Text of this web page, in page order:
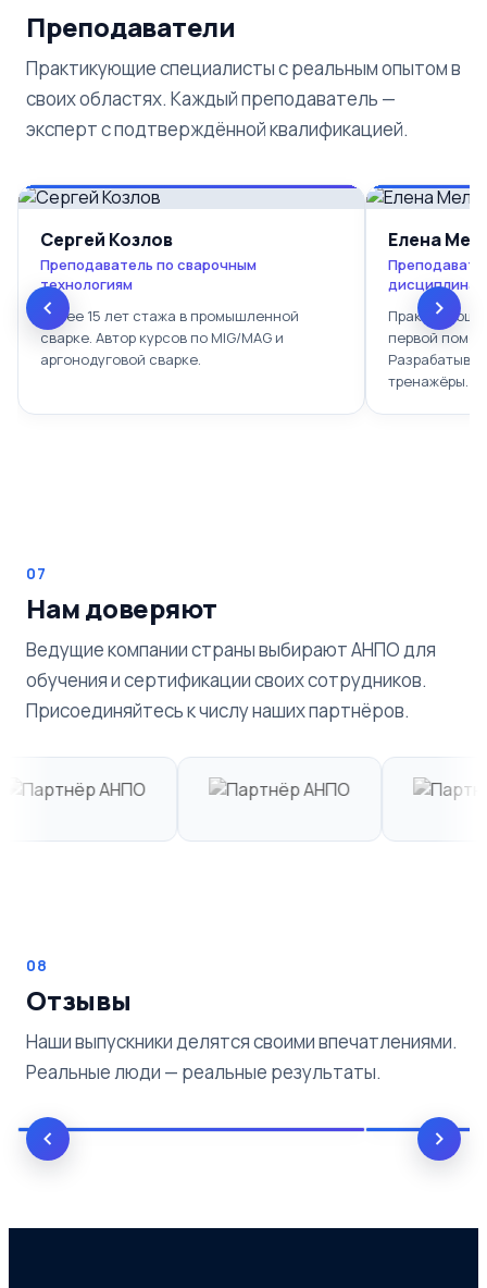
Преподаватели
Практикующие специалисты с реальным опытом в
своих областях. Каждый преподаватель —
эксперт с подтверждённой квалификацией.
Сергей Козлов
Преподаватель по сварочным
технологиям
Более 15 лет стажа в промышленной
сварке. Автор курсов по MIG/MAG и
аргонодуговой сварке.
Елена
дисциплинам
первой
тренажёры.
07
Нам доверяют
Ведущие компании страны выбирают АНПО для
обучения и сертификации своих сотрудников.
Присоединяйтесь к числу наших партнёров.
08
Отзывы
Наши выпускники делятся своими впечатлениями.
Реальные люди — реальные результаты.